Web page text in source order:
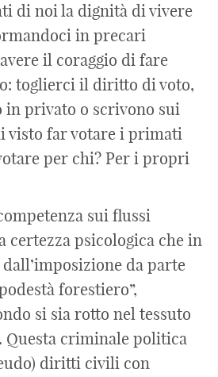
di noi la dignità di vivere
in precari
il coraggio di fare
toglierci il diritto di voto,
in privato o scrivono sui
visto far votare i primati
per chi? Per i propri
sui flussi
certezza psicologica che in
da parte
forestiero”,
si sia rotto nel tessuto
Questa criminale politica
diritti civili con